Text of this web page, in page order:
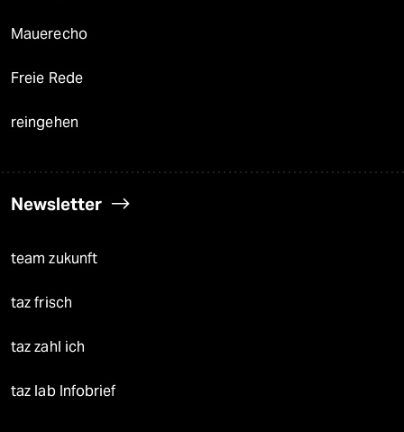
Mauerecho
Freie Rede
reingehen
Newsletter
team zukunft
taz frisch
taz zahl ich
taz lab Infobrief